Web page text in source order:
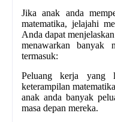
Jika anak anda
matematika, jelajahi
Anda dapat
menawarkan banyak
termasuk:
Peluang kerja
keterampilan
anak anda banyak
masa depan mereka.